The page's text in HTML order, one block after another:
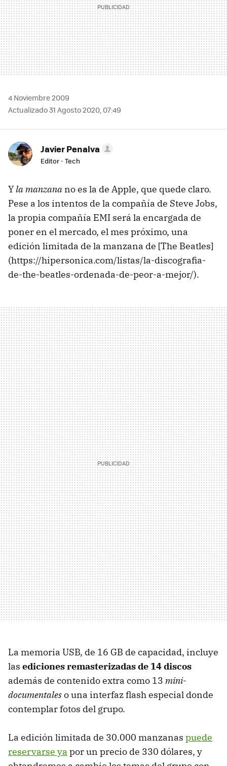
4 Noviembre 2009
Actualizado 31 Agosto 2020, 07:49
Javier Penalva
Editor - Tech
Yla manzana no es la de Apple, que quede claro.
Pese a los intentos de la compañía de Steve Jobs,
la propia compañía EMI será la encargada de
poner en el mercado, el mes próximo, una
edición limitada de la manzana de [The Beatles]
(https://hipersonica.com/listas/la-discografia-
de-the-beatles-ordenada-de-peor-a-mejor/).
La memoria USB, de 16 GB de capacidad, incluye
las ediciones remasterizadas de 14 discos
además de contenido extra como 13 mini-
documentaleso una interfaz flash especial donde
contemplar fotos del grupo.
La edición limitada de 30.000 manzanas puede
reservarse ya por un precio de 330 dólares, y